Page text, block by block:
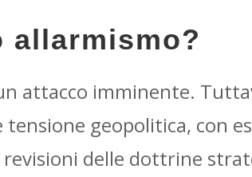
allarmismo?
attacco imminente.
tensione geopolitica, con
delle dottrine